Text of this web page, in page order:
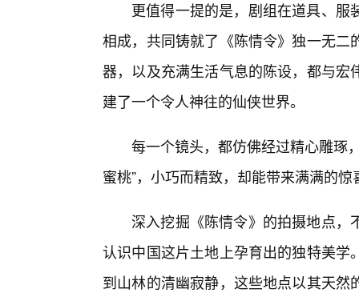
更值得一提的是，剧组在道具、
相成，共同铸就了《陈情令》独一无
器，以及充满生活气息的陈设，都与
建了一个令人神往的仙侠世界。
每一个镜头，都仿佛经过精心雕琢
蜜桃”，小巧而精致，却能带来满满的惊
深入挖掘《陈情令》的拍摄地点
认识中国这片土地上孕育出的独特美
到山林的清幽寂静，这些地点以其天